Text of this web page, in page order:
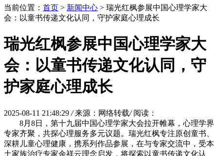
当前位置： 首页 > 新闻中心 > 瑞光红枫参展中国心理学家大
会：以童书传递文化认同，守护家庭心理成长
瑞光红枫参展中国心理学家大
会：以童书传递文化认同，守
护家庭心理成长
2025-08-11 21:48:29 / 来源：网络转载/ 阅读：
8月8日，第十九届中国心理学家大会拉开帷幕，心理学界
专家齐聚，共探心理服务多元议题。瑞光红枫专注原创童书、
深耕儿童心理健康，携系列作品参展，在与专家交流中，受本
土家族治疗专家余祥云理念启发，将探索以童书传递文化认